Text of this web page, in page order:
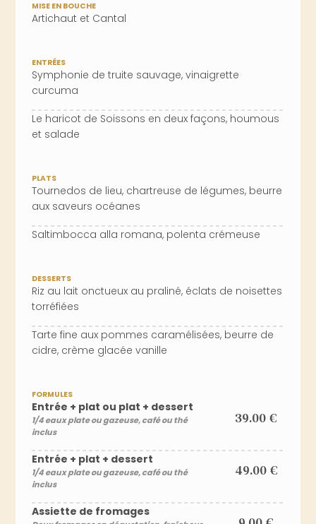
MISE EN BOUCHE
Artichaut et Cantal
ENTRÉES
Symphonie de truite sauvage, vinaigrette
curcuma
Le haricot de Soissons en deux façons, houmous
et salade
PLATS
Tournedos de lieu, chartreuse de légumes, beurre
aux saveurs océanes
Saltimbocca alla romana, polenta crémeuse
DESSERTS
Riz au lait onctueux au praliné, éclats de noisettes
torréfiées
Tarte fine aux pommes caramélisées, beurre de
cidre, crème glacée vanille
FORMULES
Entrée + plat ou plat + dessert
1/4 eaux plate ou gazeuse, café ou thé
inclus
39.00 €
Entrée + plat + dessert
1/4 eaux plate ou gazeuse, café ou thé
inclus
49.00 €
Assiette de fromages